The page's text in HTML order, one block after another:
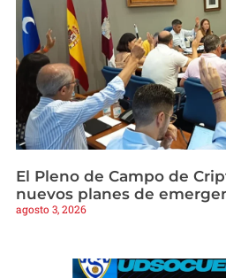
El Pleno de Campo de
nuevos planes de
agosto 3, 2026